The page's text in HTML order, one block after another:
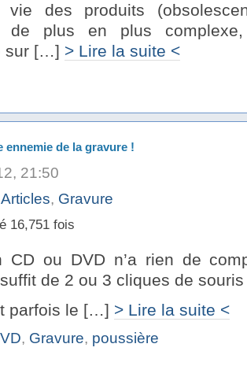
vie des produits
de plus en plus
sur […] > Lire la suite <
ennemie de la gravure !
21:50
Articles, Gravure
16,751 fois
CD ou DVD n’a rien de
de 2 ou 3 cliques de
parfois le […] > Lire la suite <
, Gravure, poussière